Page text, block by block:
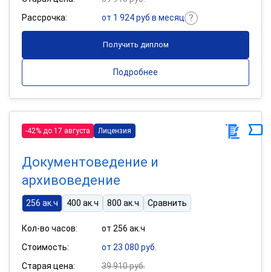
Рассрочка:
от 1 924 руб в месяц
Получить диплом
Подробнее
-42% до 17 августа Лицензия
Документоведение и
архивоведение
256 ак.ч 400 ак.ч 800 ак.ч Сравнить
Кол-во часов:
от 256 ак.ч
Стоимость:
от 23 080 руб.
Старая цена:
39 910 руб.